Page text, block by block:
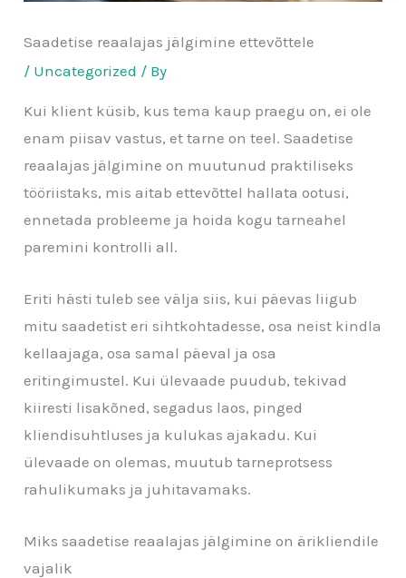
Saadetise reaalajas jälgimine ettevõttele
/ Uncategorized / By
Kui klient küsib, kus tema kaup praegu on, ei ole
enam piisav vastus, et tarne on teel. Saadetise
reaalajas jälgimine on muutunud praktiliseks
tööriistaks, mis aitab ettevõttel hallata ootusi,
ennetada probleeme ja hoida kogu tarneahel
paremini kontrolli all.
Eriti hästi tuleb see välja siis, kui päevas liigub
mitu saadetist eri sihtkohtadesse, osa neist kindla
kellaajaga, osa samal päeval ja osa
eritingimustel. Kui ülevaade puudub, tekivad
kiiresti lisakõned, segadus laos, pinged
kliendisuhtluses ja kulukas ajakadu. Kui
ülevaade on olemas, muutub tarneprotsess
rahulikumaks ja juhitavamaks.
Miks saadetise reaalajas jälgimine on ärikliendile
vajalik